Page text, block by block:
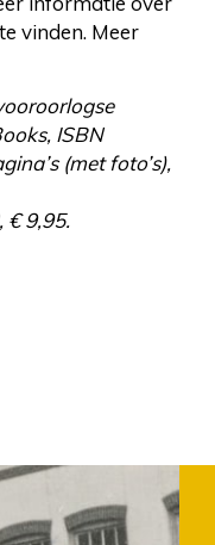
te vinden. Meer
ISBN
(met foto’s),
€ 9,95.